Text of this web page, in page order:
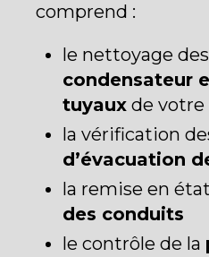
comprend :
le nettoyage des
condensateur
tuyaux de
la vérification
d’évacuation
la remise en état
des conduits
le contrôle de la